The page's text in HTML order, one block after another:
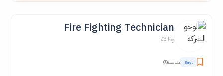
Fire Fighting Technician
وظيفة
Bayt منذ سنة